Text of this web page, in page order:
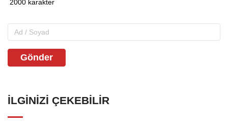
Gönder
İLGINIZI ÇEKEBILIR